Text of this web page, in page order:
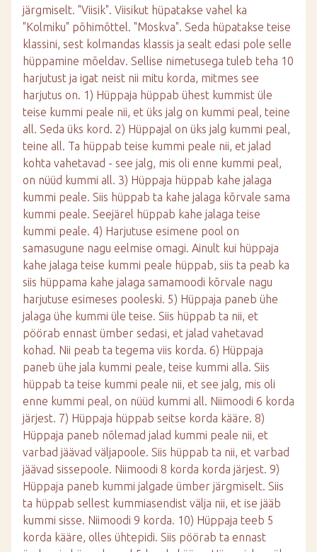
järgmiselt. "Viisik". Viisikut hüpatakse vahel ka
"Kolmiku" põhimõttel. "Moskva". Seda hüpatakse teise
klassini, sest kolmandas klassis ja sealt edasi pole selle
hüppamine mõeldav. Sellise nimetusega tuleb teha 10
harjutust ja igat neist nii mitu korda, mitmes see
harjutus on. 1) Hüppaja hüppab ühest kummist üle
teise kummi peale nii, et üks jalg on kummi peal, teine
all. Seda üks kord. 2) Hüppajal on üks jalg kummi peal,
teine all. Ta hüppab teise kummi peale nii, et jalad
kohta vahetavad - see jalg, mis oli enne kummi peal,
on nüüd kummi all. 3) Hüppaja hüppab kahe jalaga
kummi peale. Siis hüppab ta kahe jalaga kõrvale sama
kummi peale. Seejärel hüppab kahe jalaga teise
kummi peale. 4) Harjutuse esimene pool on
samasugune nagu eelmise omagi. Ainult kui hüppaja
kahe jalaga teise kummi peale hüppab, siis ta peab ka
siis hüppama kahe jalaga samamoodi kõrvale nagu
harjutuse esimeses pooleski. 5) Hüppaja paneb ühe
jalaga ühe kummi üle teise. Siis hüppab ta nii, et
pöörab ennast ümber sedasi, et jalad vahetavad
kohad. Nii peab ta tegema viis korda. 6) Hüppaja
paneb ühe jala kummi peale, teise kummi alla. Siis
hüppab ta teise kummi peale nii, et see jalg, mis oli
enne kummi peal, on nüüd kummi all. Niimoodi 6 korda
järjest. 7) Hüppaja hüppab seitse korda kääre. 8)
Hüppaja paneb nõlemad jalad kummi peale nii, et
varbad jäävad väljapoole. Siis hüppab ta nii, et varbad
jäävad sissepoole. Niimoodi 8 korda korda järjest. 9)
Hüppaja paneb kummi jalgade ümber järgmiselt. Siis
ta hüppab sellest kummiasendist välja nii, et ise jääb
kummi sisse. Niimoodi 9 korda. 10) Hüppaja teeb 5
korda kääre, olles ühtepidi. Siis pöörab ta ennast